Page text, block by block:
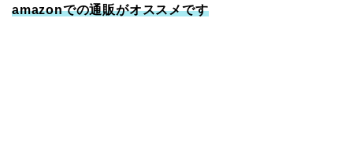
amazonでの通販がオススメです